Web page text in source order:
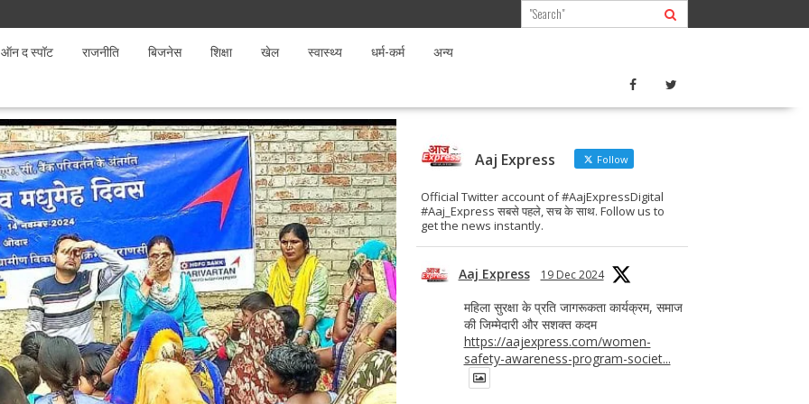
ऑन द स्पॉट राजनीति बिजनेस शिक्षा खेल स्वास्थ्य धर्म-कर्म अन्य
Aaj Express Follow
Official Twitter account of #AajExpressDigital
#Aaj_Express सबसे पहले, सच के साथ. Follow us to
get the news instantly.
Aaj Express 19 Dec 2024
महिला सुरक्षा के प्रति जागरूकता कार्यक्रम, समाज
की जिम्मेदारी और सशक्त कदम
https://aajexpress.com/women-
safety-awareness-program-societ...